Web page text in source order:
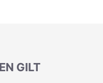
GILT